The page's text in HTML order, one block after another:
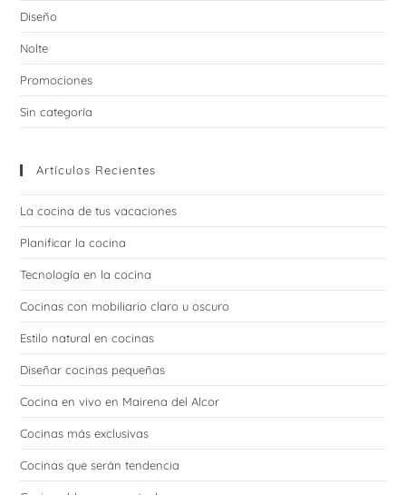
Diseño
Nolte
Promociones
Sin categoría
Artículos Recientes
La cocina de tus vacaciones
Planificar la cocina
Tecnología en la cocina
Cocinas con mobiliario claro u oscuro
Estilo natural en cocinas
Diseñar cocinas pequeñas
Cocina en vivo en Mairena del Alcor
Cocinas más exclusivas
Cocinas que serán tendencia